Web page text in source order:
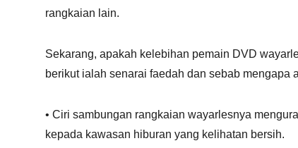
rangkaian lain.
Sekarang, apakah kelebihan pemain DVD
berikut ialah senarai faedah dan sebab
• Ciri sambungan rangkaian wayarlesnya
kepada kawasan hiburan yang kelihatan bersih.